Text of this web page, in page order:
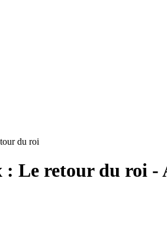
du roi
: Le retour du roi -